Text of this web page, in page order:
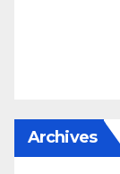
Archives